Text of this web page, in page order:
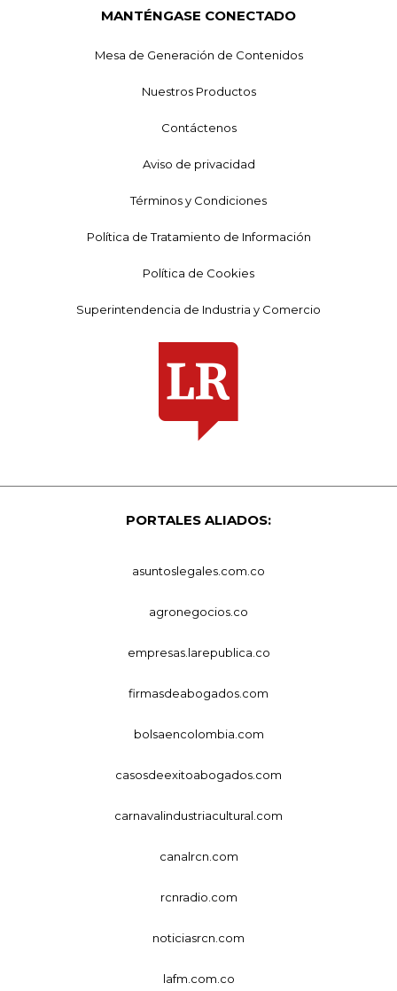
MANTÉNGASE CONECTADO
Mesa de Generación de Contenidos
Nuestros Productos
Contáctenos
Aviso de privacidad
Términos y Condiciones
Política de Tratamiento de Información
Política de Cookies
Superintendencia de Industria y Comercio
PORTALES ALIADOS:
asuntoslegales.com.co
agronegocios.co
empresas.larepublica.co
firmasdeabogados.com
bolsaencolombia.com
casosdeexitoabogados.com
carnavalindustriacultural.com
canalrcn.com
rcnradio.com
noticiasrcn.com
lafm.com.co